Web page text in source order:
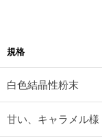
規格
白色結晶性粉末
甘い、キャラメル様